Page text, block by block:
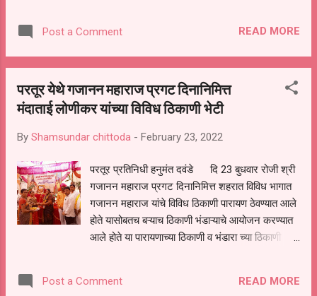
परतले या बद्दल बरीदे परिवाराच्या वतीने त्यांचा सत्कार
करण्यात आला. भगीरथ यांनी अंबाजोगाई येथून आपले
परिवाराचे ते भाचे आहेत. परतूर येथे पोहचल्यानंतर
गटविकास अधिकारी नारायण बरीदे व पत्नी प्रभावती बरीदे
सोनुभाऊ बरीदे,पांडुरंग कानपुडे,बाळू धारूकर, लक्ष्मीकांत
तालुका बातमीदार योगेश बरीदे आदी उपस्थित होते. ..
Post a Comment READ MORE
परतूर येथे गजानन महाराज प्रगट दिनानिमित्त
मंदाताई लोणीकर यांच्या विविध ठिकाणी भेटी
By Shamsundar chittoda - February 23, 2022
परतूर प्रतिनिधी हनुमंत दवंडे दि 23 बुधवार रोजी श्री
गजानन महाराज प्रगट दिनानिमित्त शहरात विविध भागात
गजानन महाराज यांचे विविध ठिकाणी पारायण ठेवण्यात आले
होते यासोबतच बऱ्याच ठिकाणी भंडाऱ्याचे आयोजन करण्यात
आले होते या पारायणाच्या ठिकाणी व भंडारा च्या ठिकाणी
भंडार यांचा आस्वाद घेतला यावेळेस त्यांच्यासोबत
Post a Comment READ MORE